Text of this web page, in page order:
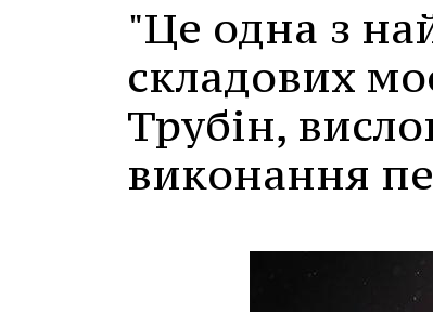
"Це одна з
складових
Трубін,
виконання